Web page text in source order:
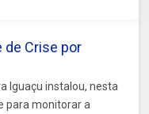
de Crise por
Iguaçu instalou, nesta
para monitorar a